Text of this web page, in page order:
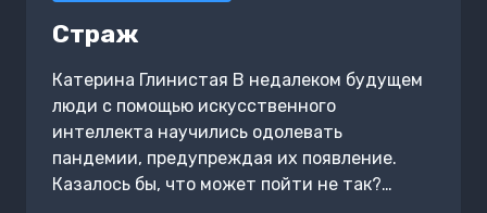
Страж
Катерина Глинистая В недалеком будущем
люди с помощью искусственного
интеллекта научились одолевать
пандемии, предупреждая их появление.
Казалось бы, что может пойти не так?…